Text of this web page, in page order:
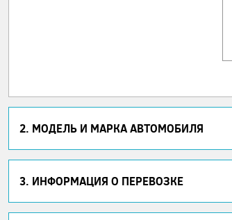
2. МОДЕЛЬ И МАРКА АВТОМОБИЛЯ
3. ИНФОРМАЦИЯ О ПЕРЕВОЗКЕ